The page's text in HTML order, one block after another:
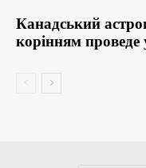
Канадський
корінням проведе